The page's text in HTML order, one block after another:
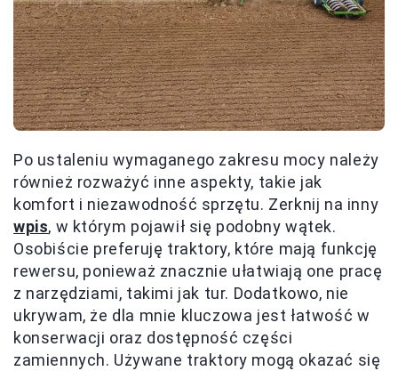
Po ustaleniu wymaganego zakresu mocy należy
również rozważyć inne aspekty, takie jak
komfort i niezawodność sprzętu. Zerknij na inny
wpis, w którym pojawił się podobny wątek.
Osobiście preferuję traktory, które mają funkcję
rewersu, ponieważ znacznie ułatwiają one pracę
z narzędziami, takimi jak tur. Dodatkowo, nie
ukrywam, że dla mnie kluczowa jest łatwość w
konserwacji oraz dostępność części
zamiennych. Używane traktory mogą okazać się